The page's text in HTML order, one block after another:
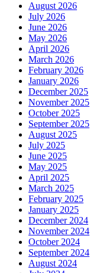
August 2026
July 2026
June 2026
May 2026
April 2026
March 2026
February 2026
January 2026
December 2025
November 2025
October 2025
September 2025
August 2025
July 2025
June 2025
May 2025
April 2025
March 2025
February 2025
January 2025
December 2024
November 2024
October 2024
September 2024
August 2024